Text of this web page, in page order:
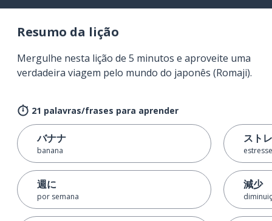
Resumo da lição
Mergulhe nesta lição de 5 minutos e aproveite uma
verdadeira viagem pelo mundo do japonês (Romaji).
21 palavras/frases para aprender
バナナ
banana
週に
por semana
スト
estresse
減少